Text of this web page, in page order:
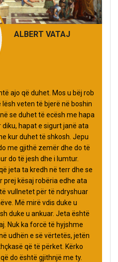
ALBERT VATAJ
ajo që duhet. Mos u bëj rob
veten të bjerë në boshin
se duhet të ecësh me hapa
hapat e sigurt janë ata
kur duhet të shkosh. Jepu
me gjithë zemër dhe do të
do të jesh dhe i lumtur.
jeta ta kredh në terr dhe se
prej kësaj robëria edhe ata
vullnetet për të ndryshuar
Më mirë vdis duke u
duke u ankuar. Jeta është
Nuk ka forcë të hyjshme
udhën e së vërtetës, jetën
që të përket. Kërko
do është gjithnjë me ty.